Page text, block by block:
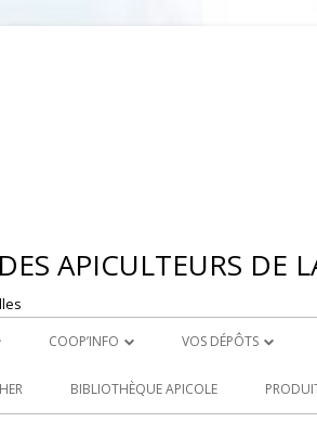
APICULTEURS DE
COOP’INFO
DÉPOSER UNE ANNONCE
VOS DÉPÔTS
DEPOT DE ST
BIBLIOTHÈQUE APICOLE